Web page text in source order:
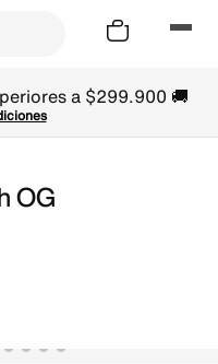
a $299.900 🚚
OG